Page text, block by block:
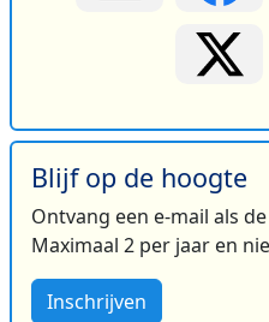
Blijf op de hoogte
Ontvang een e-mail als
Maximaal 2 per jaar en
Inschrijven